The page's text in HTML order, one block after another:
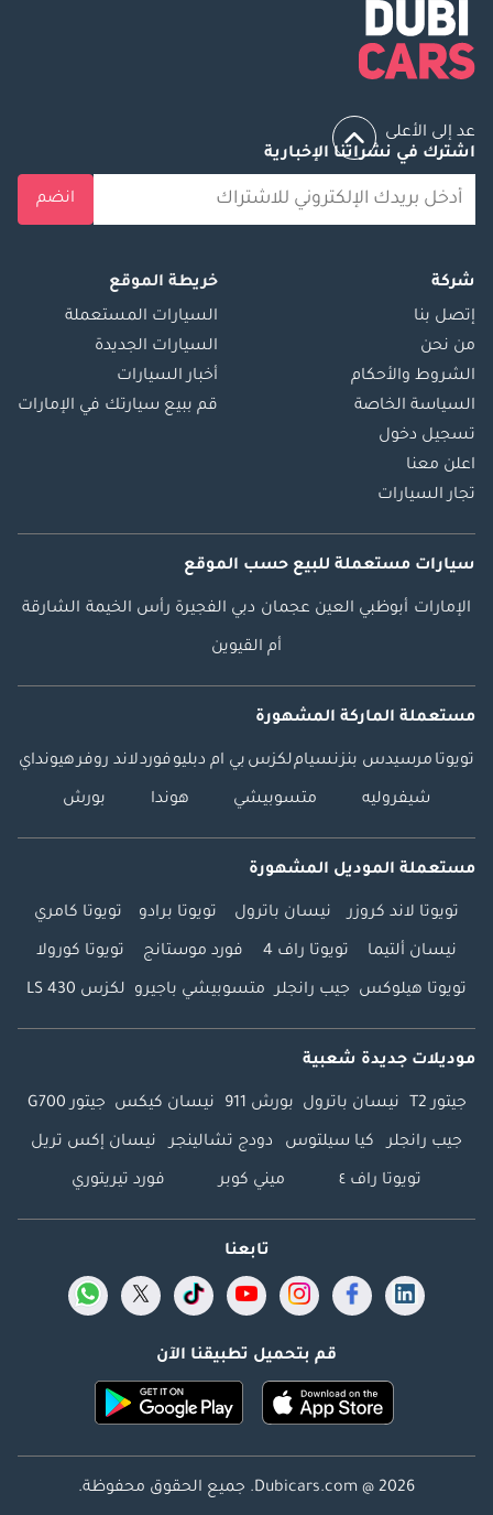
عد إلى الأعلى
اشترك في نشراتنا الإخبارية
انضم
شركة
إتصل بنا
من نحن
الشروط والأحكام
السياسة الخاصة
تسجيل دخول
اعلن معنا
تجار السيارات
خريطة الموقع
السيارات المستعملة
السيارات الجديدة
أخبار السيارات
قم ببيع سيارتك في الإمارات
سيارات مستعملة للبيع حسب الموقع
الإمارات أبوظبي العين عجمان دبي الفجيرة رأس الخيمة الشارقة
أم القيوين
مستعملة الماركة المشهورة
تويوتا مرسيدس بنزنسياملكزس بي ام دبليوفوردلاند روفرهيونداي
شيفروليه متسوبيشي هوندا بورش
مستعملة الموديل المشهورة
تويوتا لاند كروزر نيسان باترول تويوتا برادو تويوتا كامري
نيسان ألتيما تويوتا راف 4 فورد موستانج تويوتا كورولا
تويوتا هيلوكس جيب رانجلر متسوبيشي باجيرو لكزس LS 430
موديلات جديدة شعبية
جيتور T2 نيسان باترول بورش 911 نيسان كيكس جيتور G700
جيب رانجلر كيا سيلتوس دودج تشالينجر نيسان إكس تريل
تويوتا راف ٤ ميني كوبر فورد تيريتوري
تابعنا
قم بتحميل تطبيقنا الآن
Dubicars.com @ 2026. جميع الحقوق محفوظة.